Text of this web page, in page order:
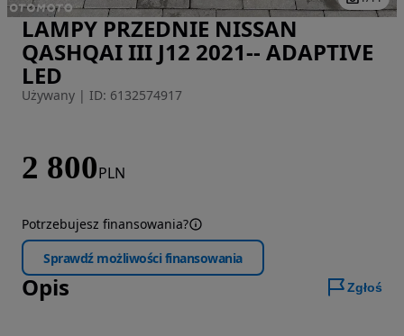
Zdjęcie 1 z 11
LAMPY PRZEDNIE NISSAN
QASHQAI III J12 2021-- ADAPTIVE
LED
Używany | ID: 6132574917
2 800PLN
Potrzebujesz finansowania?
Sprawdź możliwości finansowania
Opis Zgłoś